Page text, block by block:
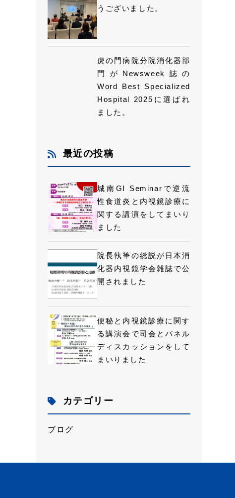
うございました。
虎の門病院分院消化器部
門がNewsweek誌の
Word Best Specialized
Hospital 2025に選ばれ
ました。
最近の投稿
城南GI Seminarで逆流
性食道炎と内視鏡診療に
関する講演をしてまいり
ました
院長執筆の総説が日本消
化器内視鏡学会雑誌で公
開されました
便秘と内視鏡診療に関す
る講演会で司会とパネル
ディスカッションをして
まいりました
カテゴリー
ブログ